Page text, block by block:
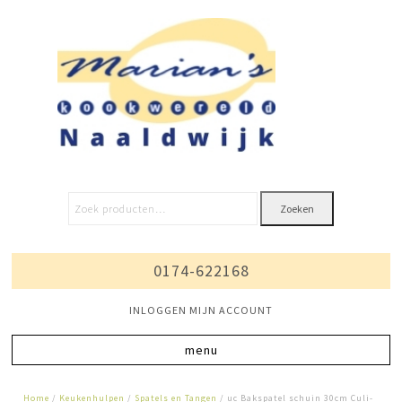
Zoeken
0174-622168
INLOGGEN MIJN ACCOUNT
Home / Keukenhulpen / Spatels en Tangen / uc Bakspatel schuin 30cm Culi-